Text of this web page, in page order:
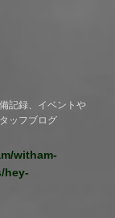
記録、イベントや
ッフブログ
witham-
hey-